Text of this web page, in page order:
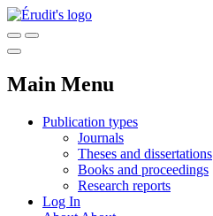
Main Menu
Publication types
Journals
Theses and dissertations
Books and proceedings
Research reports
Log In